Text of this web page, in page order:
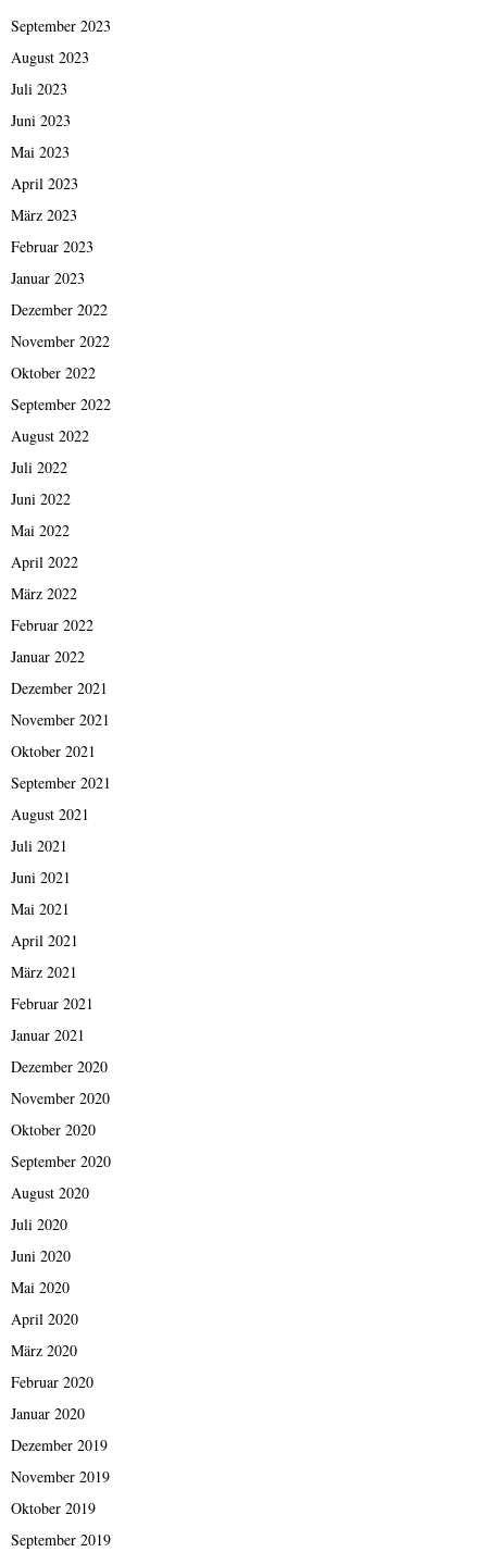
September 2023
August 2023
Juli 2023
Juni 2023
Mai 2023
April 2023
März 2023
Februar 2023
Januar 2023
Dezember 2022
November 2022
Oktober 2022
September 2022
August 2022
Juli 2022
Juni 2022
Mai 2022
April 2022
März 2022
Februar 2022
Januar 2022
Dezember 2021
November 2021
Oktober 2021
September 2021
August 2021
Juli 2021
Juni 2021
Mai 2021
April 2021
März 2021
Februar 2021
Januar 2021
Dezember 2020
November 2020
Oktober 2020
September 2020
August 2020
Juli 2020
Juni 2020
Mai 2020
April 2020
März 2020
Februar 2020
Januar 2020
Dezember 2019
November 2019
Oktober 2019
September 2019